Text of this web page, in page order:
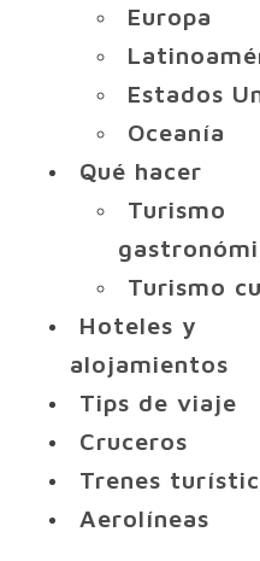
Europa
Estados
Oceanía
Qué hacer
Turismo
Turismo
Hoteles y
alojamientos
Tips de viaje
Cruceros
Trenes
Aerolíneas